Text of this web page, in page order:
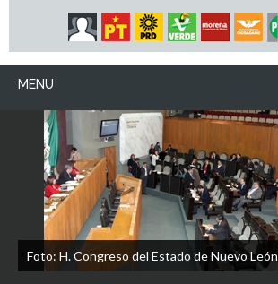
MENU
Foto: H. Congreso del Estado de Nuevo León